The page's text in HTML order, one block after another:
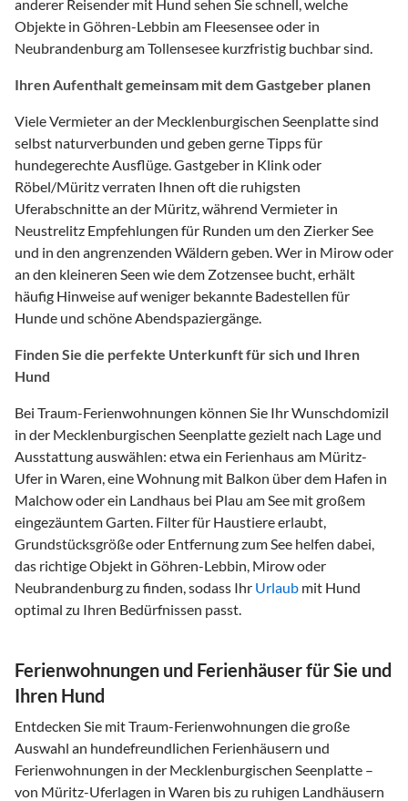
anderer Reisender mit Hund sehen Sie schnell, welche
Objekte in Göhren-Lebbin am Fleesensee oder in
Neubrandenburg am Tollensesee kurzfristig buchbar sind.
Ihren Aufenthalt gemeinsam mit dem Gastgeber planen
Viele Vermieter an der Mecklenburgischen Seenplatte sind
selbst naturverbunden und geben gerne Tipps für
hundegerechte Ausflüge. Gastgeber in Klink oder
Röbel/Müritz verraten Ihnen oft die ruhigsten
Uferabschnitte an der Müritz, während Vermieter in
Neustrelitz Empfehlungen für Runden um den Zierker See
und in den angrenzenden Wäldern geben. Wer in Mirow oder
an den kleineren Seen wie dem Zotzensee bucht, erhält
häufig Hinweise auf weniger bekannte Badestellen für
Hunde und schöne Abendspaziergänge.
Finden Sie die perfekte Unterkunft für sich und Ihren
Hund
Bei Traum-Ferienwohnungen können Sie Ihr Wunschdomizil
in der Mecklenburgischen Seenplatte gezielt nach Lage und
Ausstattung auswählen: etwa ein Ferienhaus am Müritz-
Ufer in Waren, eine Wohnung mit Balkon über dem Hafen in
Malchow oder ein Landhaus bei Plau am See mit großem
eingezäuntem Garten. Filter für Haustiere erlaubt,
Grundstücksgröße oder Entfernung zum See helfen dabei,
das richtige Objekt in Göhren-Lebbin, Mirow oder
Neubrandenburg zu finden, sodass Ihr Urlaub mit Hund
optimal zu Ihren Bedürfnissen passt.
Ferienwohnungen und Ferienhäuser für Sie und
Ihren Hund
Entdecken Sie mit Traum-Ferienwohnungen die große
Auswahl an hundefreundlichen Ferienhäusern und
Ferienwohnungen in der Mecklenburgischen Seenplatte –
von Müritz-Uferlagen in Waren bis zu ruhigen Landhäusern